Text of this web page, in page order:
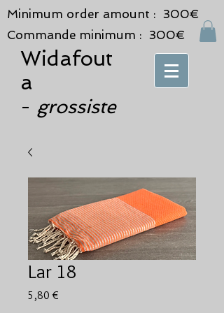
Minimum order amount : 300€
Commande minimum : 300€
Widafout
a
- grossiste
Lar 18
5,80 €